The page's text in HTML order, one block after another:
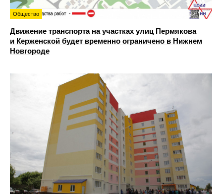
Общество
Движение транспорта на участках улиц Пермякова
и Керженской будет временно ограничено в Нижнем
Новгороде